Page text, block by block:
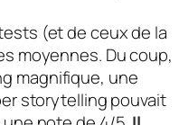
(et de ceux de la
moyennes. Du coup,
magnifique, une
storytelling pouvait